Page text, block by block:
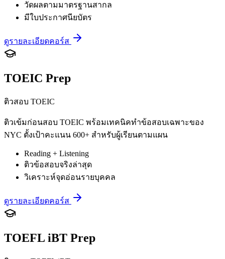
วัดผลตามมาตรฐานสากล
มีใบประกาศนียบัตร
ดูรายละเอียดคอร์ส
TOEIC Prep
ติวสอบ TOEIC
ติวเข้มก่อนสอบ TOEIC พร้อมเทคนิคทำข้อสอบเฉพาะของ
NYC ตั้งเป้าคะแนน 600+ สำหรับผู้เรียนตามแผน
Reading + Listening
ติวข้อสอบจริงล่าสุด
วิเคราะห์จุดอ่อนรายบุคคล
ดูรายละเอียดคอร์ส
TOEFL iBT Prep